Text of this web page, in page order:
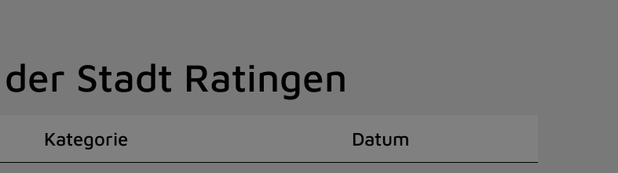
Stadt Ratingen
Kategorie Datum